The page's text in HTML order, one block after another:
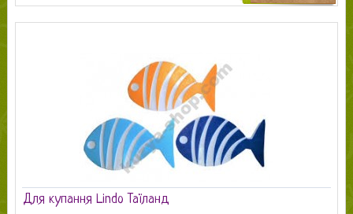
Для купання Lindo Таїланд